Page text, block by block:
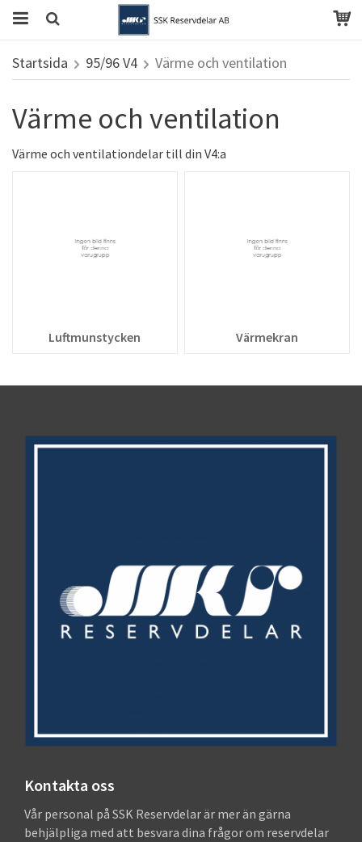
Startsida 95/96 V4 Värme och ventilation
Värme och ventilation
Värme och ventilationdelar till din V4:a
Luftmunstycken Värmekran
Kontakta oss
Vår personal på SSK Reservdelar är mer än gärna
behjälpliga med att besvara dina frågor om reservdelar